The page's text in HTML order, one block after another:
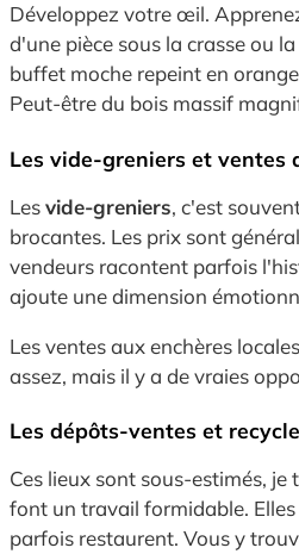
Développez votre œil.
d'une pièce sous la crasse ou
buffet moche repeint en
Peut-être du bois massif
Les vide-greniers et ventes
Lesvide-greniers, c'est
brocantes. Les prix sont
vendeurs racontent parfois
ajoute une dimension
Les ventes aux enchères
assez, mais il y a de vraies
Les dépôts-ventes et
Ces lieux sont sous-estimés, je
font un travail formidable.
parfois restaurent. Vous y